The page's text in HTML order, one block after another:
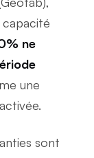
ne
une
sont